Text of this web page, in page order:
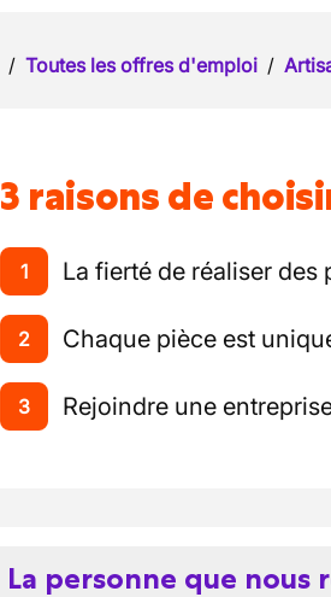
/ Toutes les offres d'emploi /
3 raisons de
1 La fierté de réaliser des
2 Chaque pièce est
3 Rejoindre une
La personne que nous